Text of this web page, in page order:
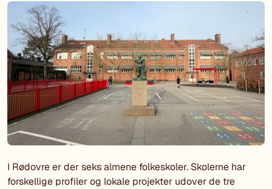
I Rødovre er der seks almene folkeskoler. Skolerne har
forskellige profiler og lokale projekter udover de tre